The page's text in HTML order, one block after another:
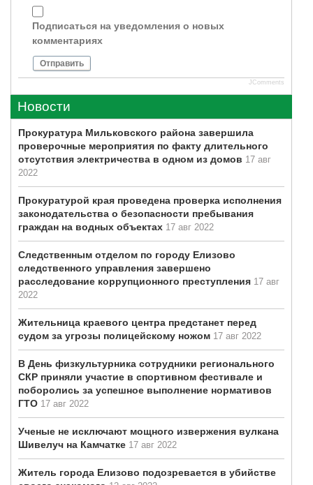
Подписаться на уведомления о новых
комментариях
Отправить
JComments
Новости
Прокуратура Мильковского района завершила
проверочные мероприятия по факту длительного
отсутствия электричества в одном из домов 17 авг
2022
Прокуратурой края проведена проверка исполнения
законодательства о безопасности пребывания
граждан на водных объектах 17 авг 2022
Следственным отделом по городу Елизово
следственного управления завершено
расследование коррупционного преступления 17 авг
2022
Жительница краевого центра предстанет перед
судом за угрозы полицейскому ножом 17 авг 2022
В День физкультурника сотрудники регионального
СКР приняли участие в спортивном фестивале и
поборолись за успешное выполнение нормативов
ГТО 17 авг 2022
Ученые не исключают мощного извержения вулкана
Шивелуч на Камчатке 17 авг 2022
Житель города Елизово подозревается в убийстве